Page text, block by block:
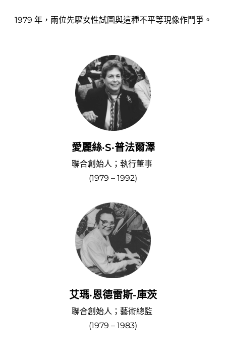
1979 年，兩位先驅女性試圖與這種不平等現像作鬥爭。
愛麗絲·S·普法爾澤
聯合創始人；執行董事
(1979 – 1992)
艾瑪·恩德雷斯-庫茨
聯合創始人；藝術總監
(1979 – 1983)